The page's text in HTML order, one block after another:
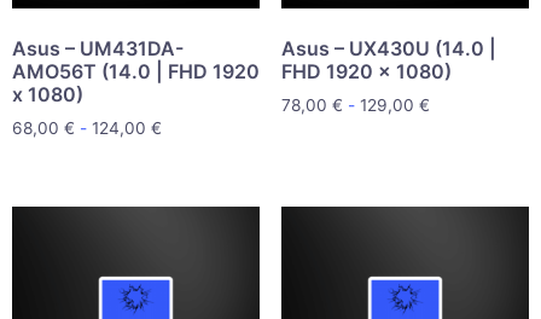
Asus – UM431DA-
AMO56T (14.0 | FHD 1920
x 1080)
68,00 € - 124,00 €
Asus – UX430U (14.0 |
FHD 1920 x 1080)
78,00 € - 129,00 €